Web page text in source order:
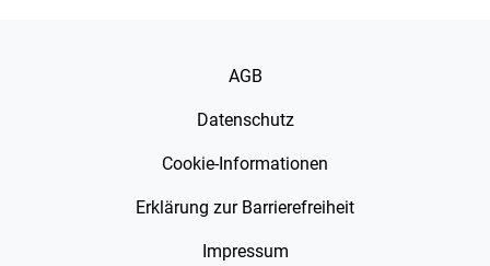
AGB
Datenschutz
Cookie-Informationen
Erklärung zur Barrierefreiheit
Impressum